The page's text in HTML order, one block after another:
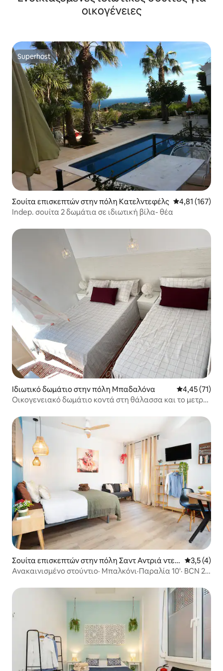
οικογένειες
Superhost
Superhost
Σουίτα επισκεπτών στην πόλη Κατελντεφέλς Μέση
4,81 (167)
Indep. σουίτα 2 δωμάτια σε ιδιωτική βίλα- θέα
Ιδιωτικό δωμάτιο στην πόλη Μπαδαλόνα Μέση
4,45 (71)
Οικογενειακό δωμάτιο κοντά στη θάλασσα και το μετρό
Σουίτα επισκεπτών στην πόλη Σαντ Αντριά ντε
Μπεσός
Μέση
3,5 (4)
Ανακαινισμένο στούντιο· Μπαλκόνι·Παραλία 10'· BCN 25'